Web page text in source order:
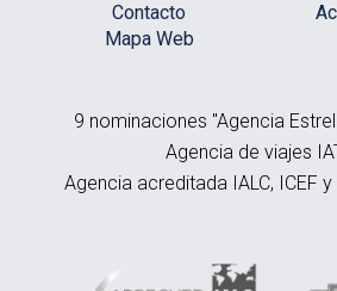
Contacto
Mapa Web
9 nominaciones "Agencia
Agencia de viajes
Agencia acreditada IALC, ICEF y